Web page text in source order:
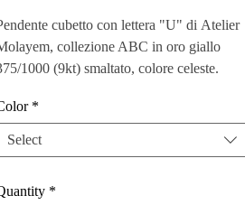
cubetto con lettera "U" di Atelier
collezione ABC in oro giallo
1000 (9kt) smaltato, colore celeste.
e divertente, racchiude l’essenza
più spensierata e giocosa in un gioiello
un cubetto di 4,5 mm x 4,5
perfetto per celebrare l’iniziale di
*
Select
*